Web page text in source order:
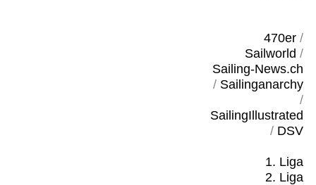
470er/
Sailworld /
Sailing-News.ch
/ Sailinganarchy
/
SailingIllustrated
/ DSV
1. Liga
2. Liga